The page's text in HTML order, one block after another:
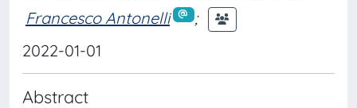
Francesco Antonelli
;
2022-01-01
Abstract